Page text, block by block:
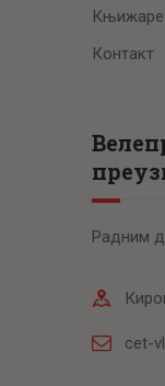
Књижаре
Контакт
Радним
cet-